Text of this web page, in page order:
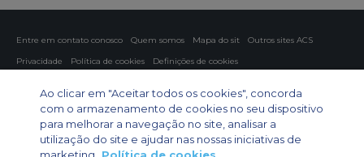
Entre em contato conosco Quem somos Mapa do sit
Outros sites ACS
Privacidade
Política de cookies
Definições de cookies
Guia de aeronaves
Private Charter App
Ao clicar em "Aceitar todos os cookies", concorda
com o armazenamento de cookies no seu dispositivo
para melhorar a navegação no site, analisar a
utilização do site e ajudar nas nossas iniciativas de